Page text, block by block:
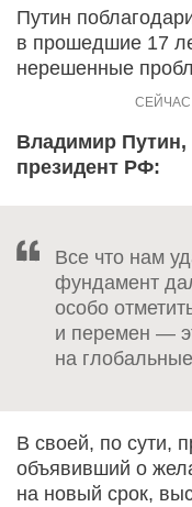
Путин
в прошедшие 17
нерешенные
Владимир Путин,
президент РФ:
Все что нам
фундамент
особо
и перемен —
на
В своей, по сути,
объявивший о
на новый срок,